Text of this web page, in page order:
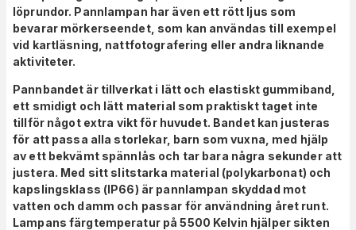
löprundor. Pannlampan har även ett rött ljus som
bevarar mörkerseendet, som kan användas till exempel
vid kartläsning, nattfotografering eller andra liknande
aktiviteter.
Pannbandet är tillverkat i lätt och elastiskt gummiband,
ett smidigt och lätt material som praktiskt taget inte
tillför något extra vikt för huvudet. Bandet kan justeras
för att passa alla storlekar, barn som vuxna, med hjälp
av ett bekvämt spännlås och tar bara några sekunder att
justera. Med sitt slitstarka material (polykarbonat) och
kapslingsklass (IP66) är pannlampan skyddad mot
vatten och damm och passar för användning året runt.
Lampans färgtemperatur på 5500 Kelvin hjälper sikten